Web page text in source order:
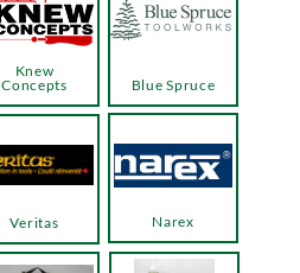
Knew
Concepts
Blue Spruce
Narex
Veritas